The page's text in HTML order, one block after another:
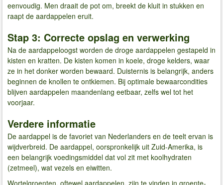
eenvoudig. Men draait de pot om, breekt de kluit in stukken en
raapt de aardappelen eruit.
Stap 3: Correcte opslag en verwerking
Na de aardappeloogst worden de droge aardappelen gestapeld in
kisten en kratten. De kisten komen in koele, droge kelders, waar
ze in het donker worden bewaard. Duisternis is belangrijk, anders
beginnen de knollen te ontkiemen. Bij optimale bewaarcondities
blijven aardappelen maandenlang eetbaar, zelfs wel tot het
voorjaar.
Verdere informatie
De aardappel is de favoriet van Nederlanders en de teelt ervan is
wijdverbreid. De aardappel, oorspronkelijk uit Zuid-Amerika, is
een belangrijk voedingsmiddel dat vol zit met koolhydraten
(zetmeel), wat vezels en eiwitten.